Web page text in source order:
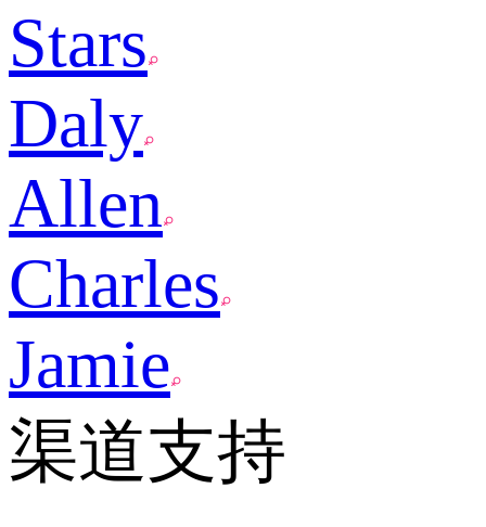
Stars
Daly
Allen
Charles
Jamie
渠道支持